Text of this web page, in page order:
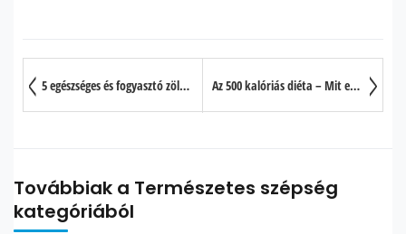
5 egészséges és fogyasztó zöldség lé Az 500 kalóriás diéta – Mit együnk reggelire, ebédre és vacsorára?
Továbbiak a Természetes szépség
kategóriából